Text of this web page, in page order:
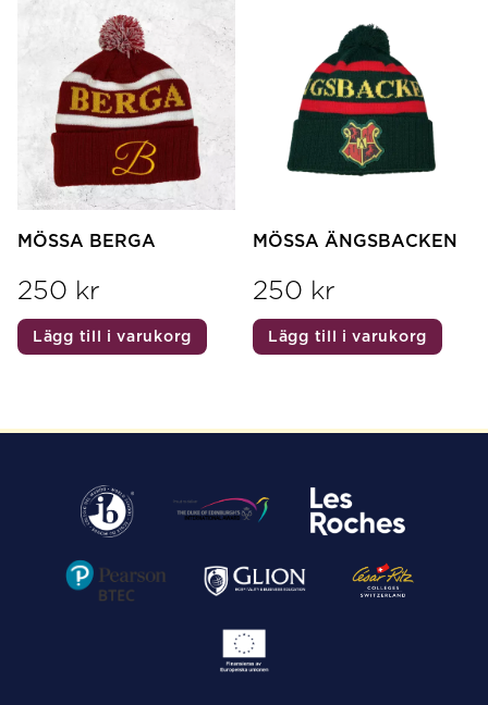
MÖSSA BERGA
250 kr
Lägg till i varukorg
MÖSSA ÄNGSBACKEN
250 kr
Lägg till i varukorg